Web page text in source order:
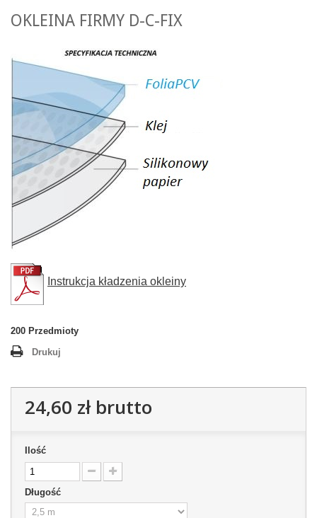
OKLEINA FIRMY D-C-FIX
Instrukcja kładzenia okleiny
200 Przedmioty
Drukuj
24,60 złbrutto
Ilość
Długość